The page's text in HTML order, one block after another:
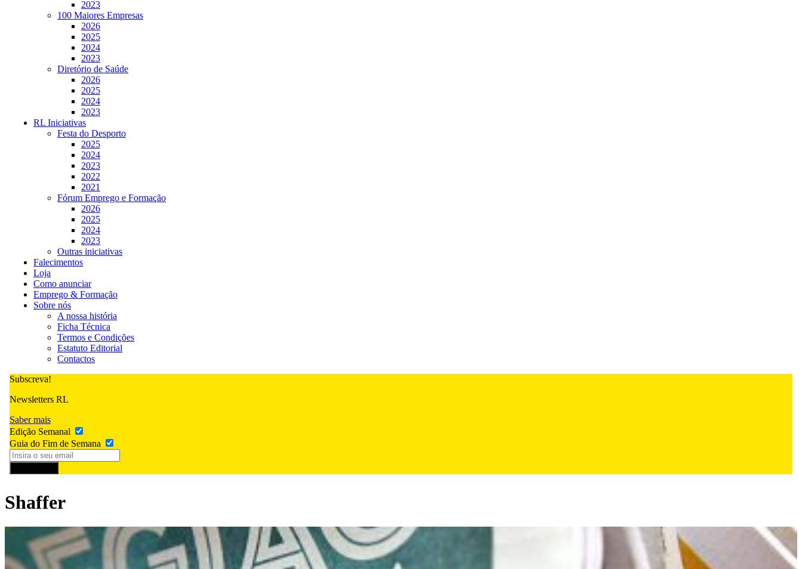
2023
100 Maiores Empresas
2026
2025
2024
2023
Diretório de Saúde
2026
2025
2024
2023
RL Iniciativas
Festa do Desporto
2025
2024
2023
2022
2021
Fórum Emprego e Formação
2026
2025
2024
2023
Outras iniciativas
Falecimentos
Loja
Como anunciar
Emprego & Formação
Sobre nós
A nossa história
Ficha Técnica
Termos e Condições
Estatuto Editorial
Contactos
Subscreva!
Newsletters RL
Saber mais
Edição Semanal
Guia do Fim de Semana
Shaffer